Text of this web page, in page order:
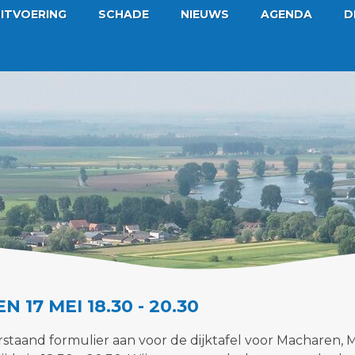
SCHADE NIEUWS AGENDA
17 MEI 18.30 - 20.30
formulier aan voor de dijktafel voor Macharen,